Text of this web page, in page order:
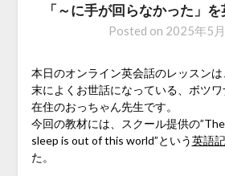
「～に手が回らなかった」
Posted on 2025年5
本日のオンライン英会話のレッスン
末によくお世話になっている、ボツ
在住のおっちゃん先生です。
今回の教材には、スクール提供の
sleep is out of this world”という英語
た。